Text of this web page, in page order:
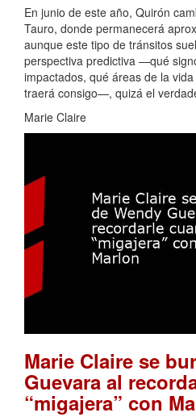
En junio de este año, Quirón
Tauro, donde permanecerá
aunque este tipo de tránsitos
perspectiva predictiva —qué
impactados, qué áreas de la
traerá consigo—, quizá el
Marie Claire
Marie Claire se
Guevara al
“migajera” con